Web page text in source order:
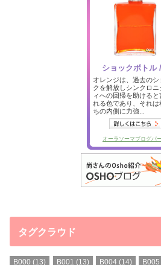
タグクラウド
B000 (13) B001 (13) B004(14) B005